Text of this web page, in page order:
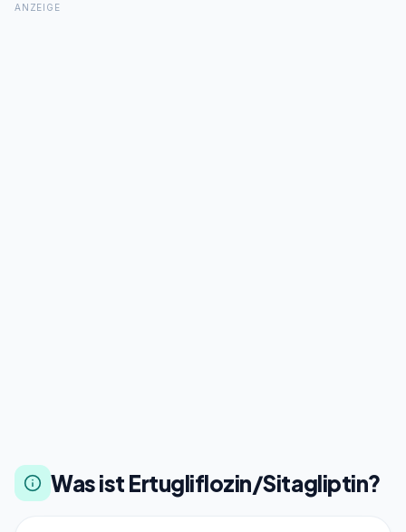
ANZEIGE
Was ist Ertugliflozin/Sitagliptin?